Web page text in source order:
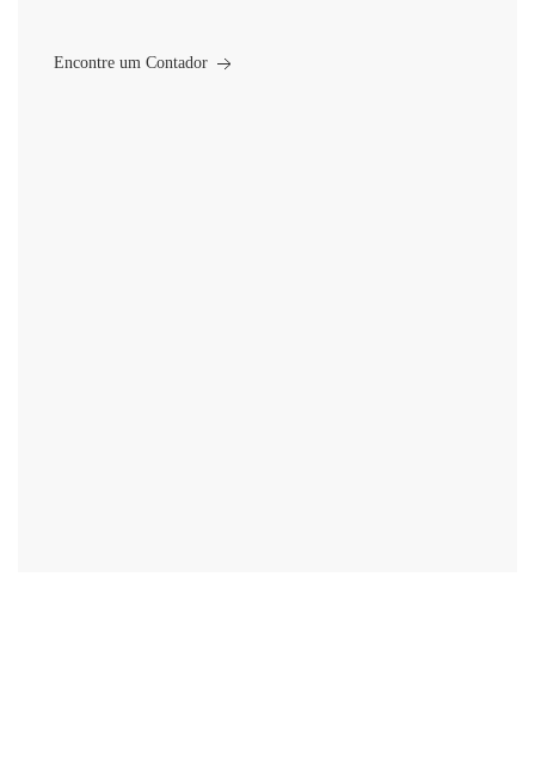
Encontre um Contador